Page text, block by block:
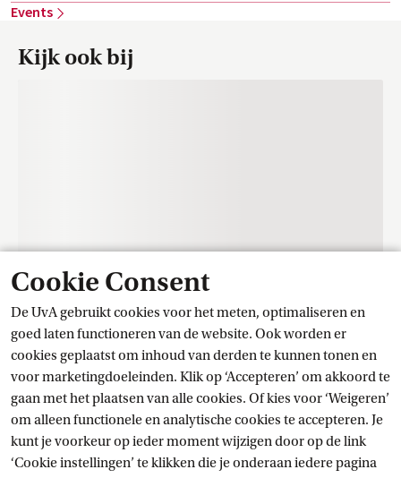
Cookie Consent
De UvA gebruikt cookies voor het meten, optimaliseren en
goed laten functioneren van de website. Ook worden er
cookies geplaatst om inhoud van derden te kunnen tonen en
voor marketingdoeleinden. Klik op ‘Accepteren’ om akkoord te
gaan met het plaatsen van alle cookies. Of kies voor ‘Weigeren’
om alleen functionele en analytische cookies te accepteren. Je
kunt je voorkeur op ieder moment wijzigen door op de link
‘Cookie instellingen’ te klikken die je onderaan iedere pagina
Events
Kijk ook bij
Contact
Trainingscentrum Student Services
Stel je vraag